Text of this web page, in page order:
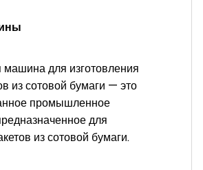
машина для изготовления
из сотовой бумаги — это
промышленное
для
из сотовой бумаги.